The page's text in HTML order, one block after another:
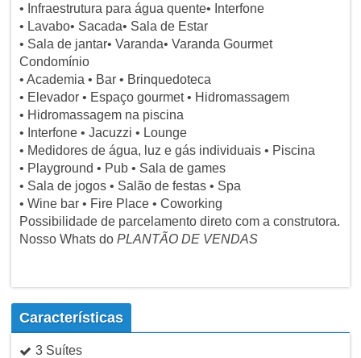
• Infraestrutura para água quente• Interfone
• Lavabo• Sacada• Sala de Estar
• Sala de jantar• Varanda• Varanda Gourmet
Condomínio
• Academia • Bar • Brinquedoteca
• Elevador • Espaço gourmet • Hidromassagem
• Hidromassagem na piscina
• Interfone • Jacuzzi • Lounge
• Medidores de água, luz e gás individuais • Piscina
• Playground • Pub • Sala de games
• Sala de jogos • Salão de festas • Spa
• Wine bar • Fire Place • Coworking
Possibilidade de parcelamento direto com a construtora.
Nosso Whats do PLANTÃO DE VENDAS
Características
3 Suítes